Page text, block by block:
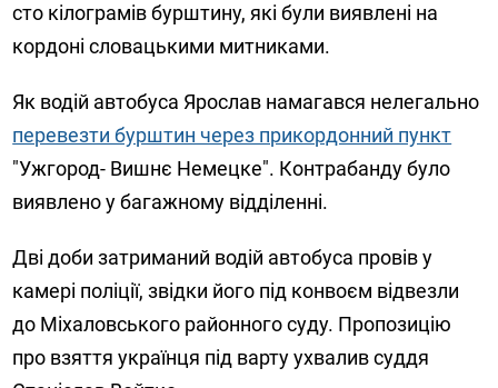
сто кілограмів бурштину, які були виявлені на
кордоні словацькими митниками.
Як водій автобуса Ярослав намагався нелегально
перевезти бурштин через прикордонний пункт
"Ужгород- Вишнє Немецке". Контрабанду було
виявлено у багажному відділенні.
Дві доби затриманий водій автобуса провів у
камері поліції, звідки його під конвоєм відвезли
до Міхаловського районного суду. Пропозицію
про взяття українця під варту ухвалив суддя